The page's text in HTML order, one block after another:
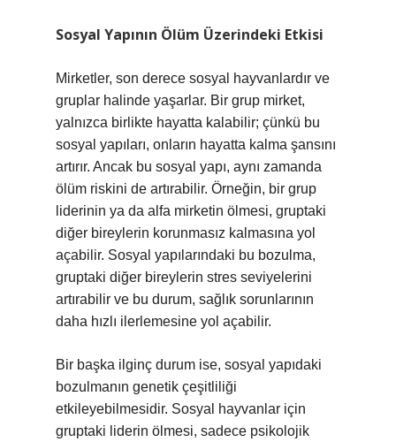
Sosyal Yapının Ölüm Üzerindeki Etkisi
Mirketler, son derece sosyal hayvanlardır ve
gruplar halinde yaşarlar. Bir grup mirket,
yalnızca birlikte hayatta kalabilir; çünkü bu
sosyal yapıları, onların hayatta kalma şansını
artırır. Ancak bu sosyal yapı, aynı zamanda
ölüm riskini de artırabilir. Örneğin, bir grup
liderinin ya da alfa mirketin ölmesi, gruptaki
diğer bireylerin korunmasız kalmasına yol
açabilir. Sosyal yapılarındaki bu bozulma,
gruptaki diğer bireylerin stres seviyelerini
artırabilir ve bu durum, sağlık sorunlarının
daha hızlı ilerlemesine yol açabilir.
Bir başka ilginç durum ise, sosyal yapıdaki
bozulmanın genetik çeşitliliği
etkileyebilmesidir. Sosyal hayvanlar için
gruptaki liderin ölmesi, sadece psikolojik